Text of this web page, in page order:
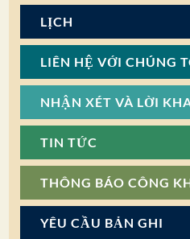
LỊCH
LIÊN HỆ VỚI CHÚNG
NHẬN XÉT VÀ LỜI
TIN TỨC
THÔNG BÁO CÔNG
YÊU CẦU BẢN GHI